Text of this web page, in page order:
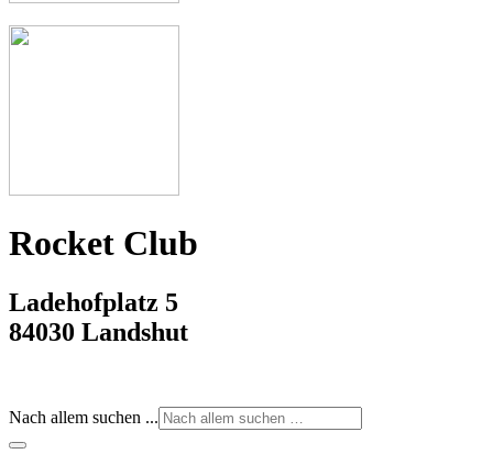
Rocket Club
Ladehofplatz 5
84030 Landshut
Nach allem suchen ...